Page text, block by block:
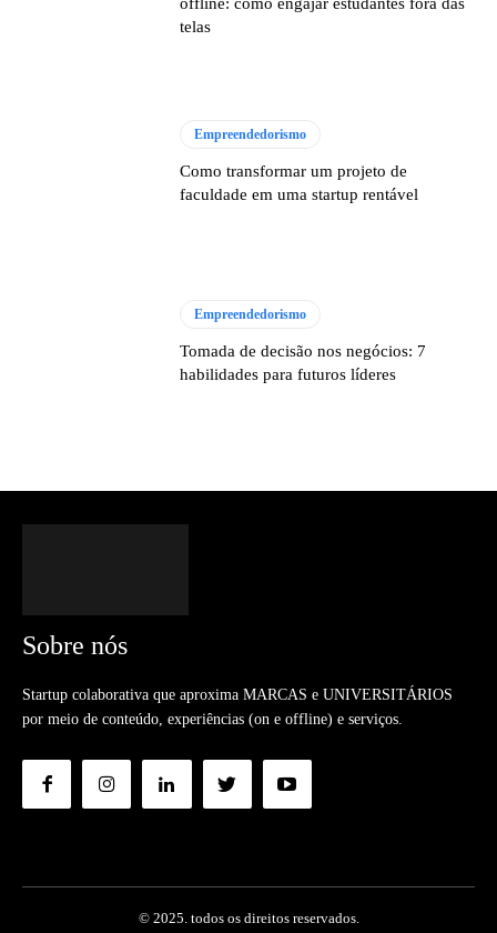
telas
Empreendedorismo
Como transformar um projeto de
faculdade em uma startup rentável
Empreendedorismo
Tomada de decisão nos negócios: 7
habilidades para futuros líderes
Sobre nós
Startup colaborativa que aproxima MARCAS e UNIVERSITÁRIOS
por meio de conteúdo, experiências (on e offline) e serviços.
© 2025. todos os direitos reservados.